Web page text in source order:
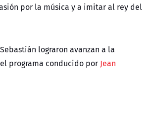
por la música y a imitar al rey del
lograron avanzan a la
programa conducido por Jean